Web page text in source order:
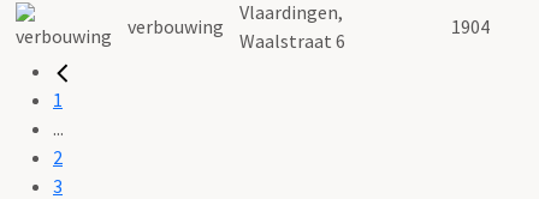
verbouwing
Vlaardingen,
Waalstraat 6
1904
1
...
2
3